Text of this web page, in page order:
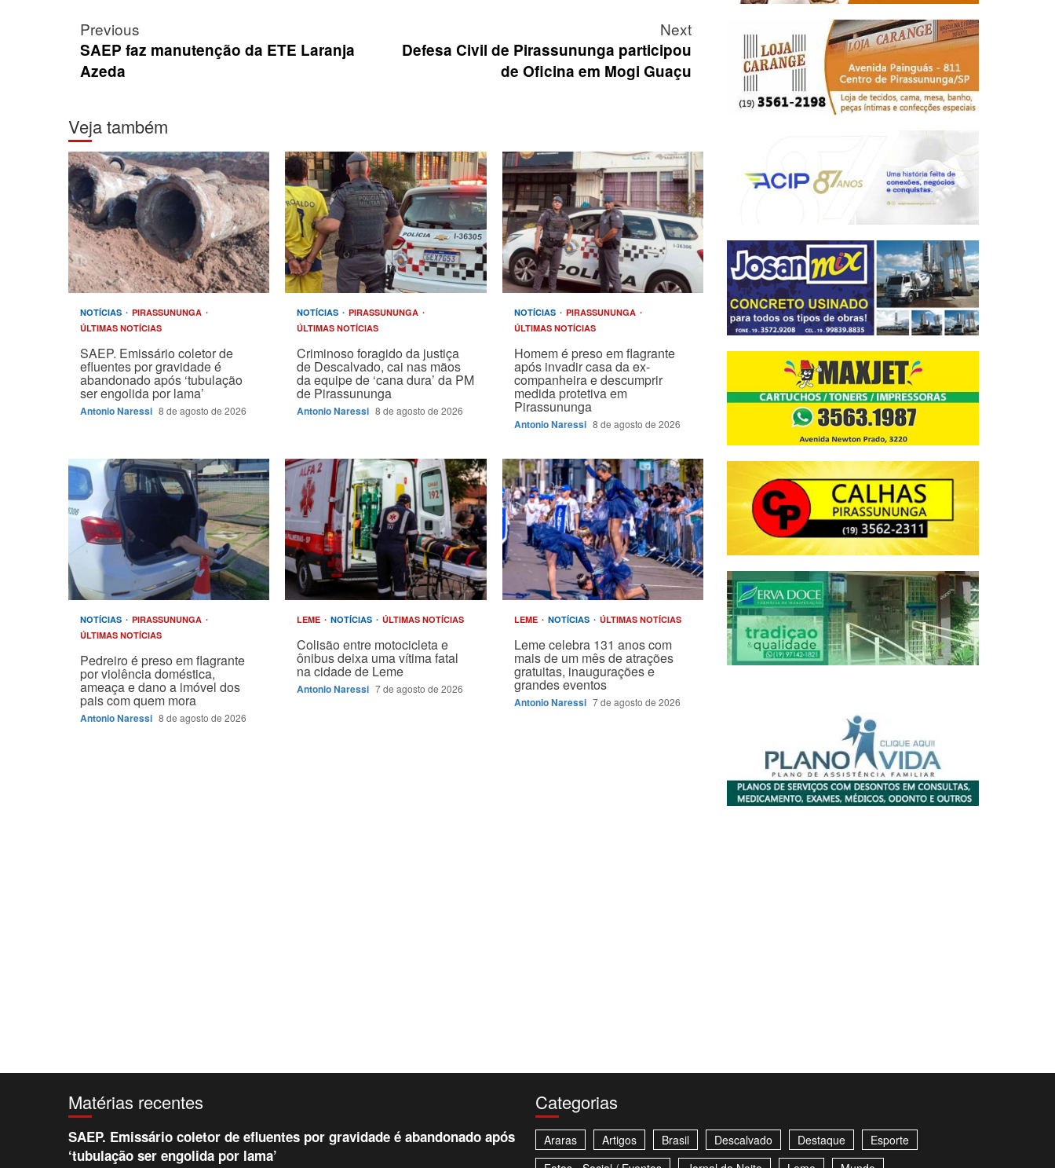
Post
navigation
Previous
SAEP faz manutenção da ETE Laranja
Azeda
Next
Defesa Civil de Pirassununga participou
de Oficina em Mogi Guaçu
Veja também
NOTÍCIAS
PIRASSUNUNGA
ÚLTIMAS NOTÍCIAS
SAEP. Emissário coletor de
efluentes por gravidade é
abandonado após ‘tubulação
ser engolida por lama’
Antonio Naressi 8 de agosto de 2026
NOTÍCIAS
PIRASSUNUNGA
ÚLTIMAS NOTÍCIAS
Criminoso foragido da justiça
de Descalvado, cai nas mãos
da equipe de ‘cana dura’ da PM
de Pirassununga
Antonio Naressi 8 de agosto de 2026
NOTÍCIAS
PIRASSUNUNGA
ÚLTIMAS NOTÍCIAS
Homem é preso em flagrante
após invadir casa da ex-
companheira e descumprir
medida protetiva em
Pirassununga
Antonio Naressi 8 de agosto de 2026
NOTÍCIAS
PIRASSUNUNGA
ÚLTIMAS NOTÍCIAS
Pedreiro é preso em flagrante
por violência doméstica,
ameaça e dano a imóvel dos
pais com quem mora
Antonio Naressi 8 de agosto de 2026
LEME NOTÍCIAS ÚLTIMAS NOTÍCIAS
Colisão entre motocicleta e
ônibus deixa uma vítima fatal
na cidade de Leme
Antonio Naressi 7 de agosto de 2026
LEME NOTÍCIAS ÚLTIMAS NOTÍCIAS
Leme celebra 131 anos com
mais de um mês de atrações
gratuitas, inaugurações e
grandes eventos
Antonio Naressi 7 de agosto de 2026
Matérias recentes
SAEP. Emissário coletor de efluentes por gravidade é abandonado após
‘tubulação ser engolida por lama’
Categorias
Araras Artigos Brasil Descalvado Destaque
Esporte